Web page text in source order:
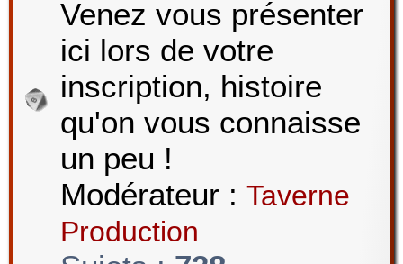
Venez vous présenter
ici lors de votre
inscription, histoire
qu'on vous connaisse
un peu !
Modérateur : Taverne
Production